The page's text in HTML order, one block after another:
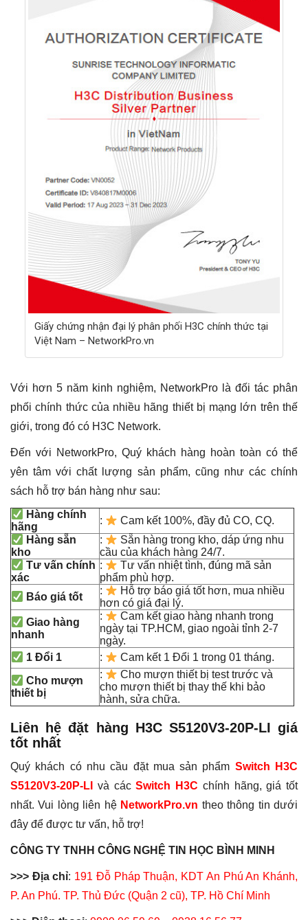
Giấy chứng nhận đại lý phân phối H3C chính thức tại
Việt Nam – NetworkPro.vn
Với hơn 5 năm kinh nghiệm, NetworkPro là đối tác phân
phối chính thức của nhiều hãng thiết bị mạng lớn trên thế
giới, trong đó có H3C Network.
Đến với NetworkPro, Quý khách hàng hoàn toàn có thể
yên tâm với chất lượng sản phẩm, cũng như các chính
sách hỗ trợ bán hàng như sau:
Hàng chính
hãng
:
Cam kết 100%, đầy đủ CO, CQ.
Hàng sẵn
kho
:
Sẵn hàng trong kho, dáp ứng nhu
cầu của khách hàng 24/7.
Tư vấn chính
xác
:
Tư vấn nhiệt tình, đúng mã sản
phẩm phù hợp.
Báo giá tốt
:
Hỗ trợ báo giá tốt hơn, mua nhiều
hơn có giá đại lý.
Giao hàng
nhanh
:
Cam kết giao hàng nhanh trong
ngày tại TP.HCM, giao ngoài tỉnh 2-7
ngày.
1 Đổi 1
:
Cam kết 1 Đổi 1 trong 01 tháng.
Cho mượn
thiết bị
:
Cho mượn thiết bị test trước và
cho mượn thiết bị thay thế khi bảo
hành, sửa chữa.
Liên hệ đặt hàng H3C S5120V3-20P-LIgiá
tốt nhất
Quý khách có nhu cầu đặt mua sản phẩm Switch H3C
S5120V3-20P-LI
và cácSwitch H3C chính hãng, giá tốt
nhất. Vui lòng liên hệ NetworkPro.vn theo thông tin dưới
đây để được tư vấn, hỗ trợ!
CÔNG TY TNHH CÔNG NGHỆ TIN HỌC BÌNH MINH
>>> Địa chỉ: 191 Đỗ Pháp Thuận, KDT An Phú An Khánh,
P. An Phú. TP. Thủ Đức (Quận 2 cũ), TP. Hồ Chí Minh